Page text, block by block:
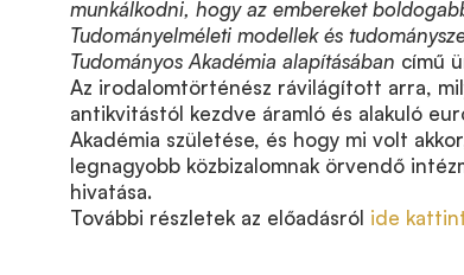
munkálkodni, hogy az embereket
Tudományelméleti modellek és
Tudományos Akadémia alapításában című
Az irodalomtörténész rávilágított arra,
antikvitástól kezdve áramló és alakuló
Akadémia születése, és hogy mi volt
legnagyobb közbizalomnak örvendő
hivatása.
További részletek az előadásról ide